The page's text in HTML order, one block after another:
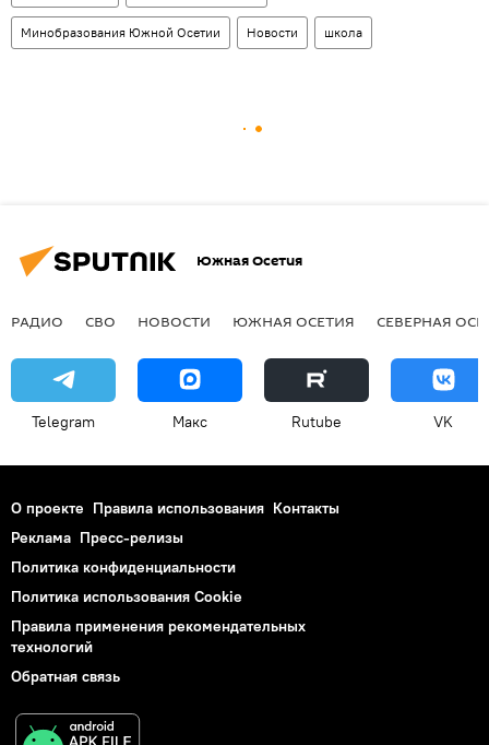
Минобразования Южной Осетии Новости школа
Южная Осетия
РАДИО СВО НОВОСТИ ЮЖНАЯ ОСЕТИЯ СЕВЕРНАЯ
Telegram Макс Rutube VK
О проекте Правила использования Контакты
Реклама Пресс-релизы
Политика конфиденциальности
Политика использования Cookie
Правила применения рекомендательных
технологий
Обратная связь